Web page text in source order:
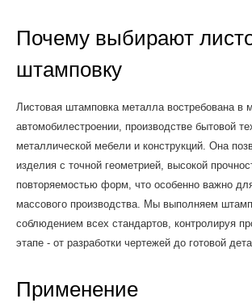
Почему выбирают
штамповку
Листовая штамповка металла востребована в
автомобилестроении, производстве бытовой
металлической мебели и конструкций. Она
изделия с точной геометрией, высокой
повторяемостью форм, что особенно важно
массового производства. Мы выполняем
соблюдением всех стандартов, контролируя
этапе - от разработки чертежей до готовой
Применение